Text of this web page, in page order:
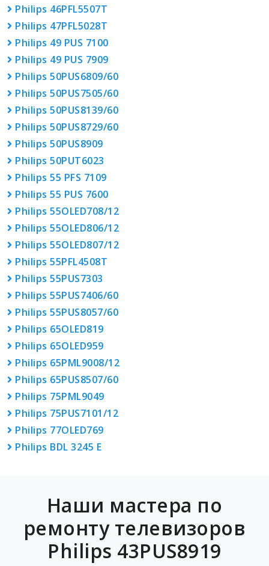
Philips 46PFL5507T
Philips 47PFL5028T
Philips 49 PUS 7100
Philips 49 PUS 7909
Philips 50PUS6809/60
Philips 50PUS7505/60
Philips 50PUS8139/60
Philips 50PUS8729/60
Philips 50PUS8909
Philips 50PUT6023
Philips 55 PFS 7109
Philips 55 PUS 7600
Philips 55OLED708/12
Philips 55OLED806/12
Philips 55OLED807/12
Philips 55PFL4508T
Philips 55PUS7303
Philips 55PUS7406/60
Philips 55PUS8057/60
Philips 65OLED819
Philips 65OLED959
Philips 65PML9008/12
Philips 65PUS8507/60
Philips 75PML9049
Philips 75PUS7101/12
Philips 77OLED769
Philips BDL 3245 E
Наши мастера по
ремонту телевизоров
Philips 43PUS8919